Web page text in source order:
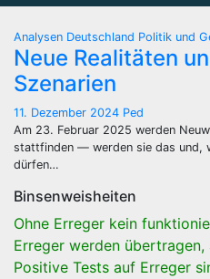
Analysen Deutschland Politik und
Neue Realitäten
Szenarien
11. Dezember 2024 Ped
Am 23. Februar 2025 werden
stattfinden — werden sie das und,
dürfen…
Binsenweisheiten
Ohne Erreger kein
Erreger werden
Positive Tests auf Erreger